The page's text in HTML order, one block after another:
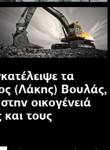
τα
(Λάκης) Βουλάς,
οικογένειά
και τους